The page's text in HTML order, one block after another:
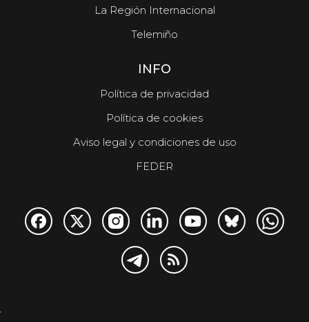
La Región Internacional
Telemiño
INFO
Política de privacidad
Política de cookies
Aviso legal y condiciones de uso
FEDER